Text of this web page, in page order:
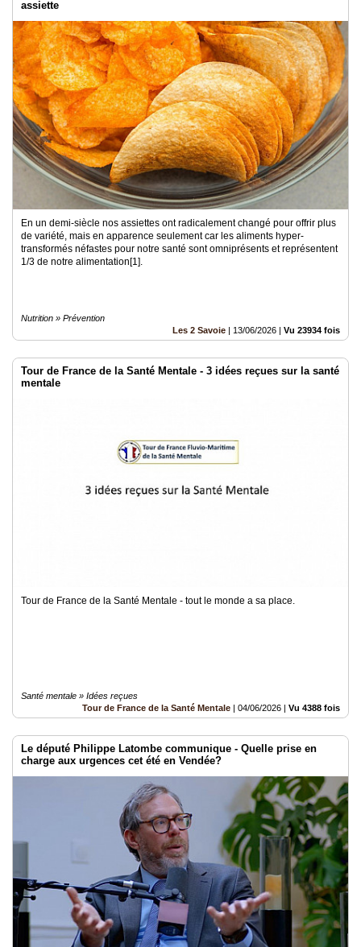
assiette
En un demi-siècle nos assiettes ont radicalement changé pour offrir plus
de variété, mais en apparence seulement car les aliments hyper-
transformés néfastes pour notre santé sont omniprésents et représentent
1/3 de notre alimentation[1].
Nutrition » Prévention
Les 2 Savoie | 13/06/2026 | Vu 23934 fois
Tour de France de la Santé Mentale - 3 idées reçues sur la santé
mentale
Tour de France de la Santé Mentale - tout le monde a sa place.
Santé mentale » Idées reçues
Tour de France de la Santé Mentale | 04/06/2026 | Vu 4388 fois
Le député Philippe Latombe communique - Quelle prise en
charge aux urgences cet été en Vendée?